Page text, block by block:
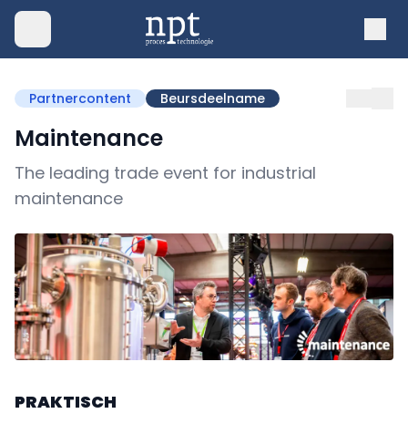
Partnercontent Beursdeelname
Maintenance
The leading trade event for industrial
maintenance
PRAKTISCH